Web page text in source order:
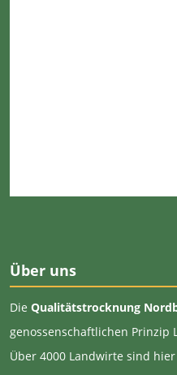
Über uns
Die Qualitätstrocknung
genossenschaftlichen
Über 4000 Landwirte sind